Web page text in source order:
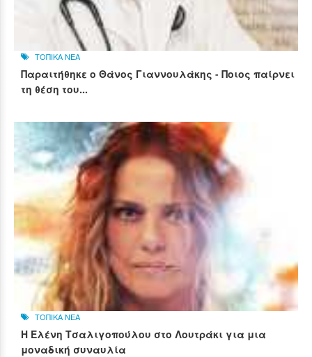
ΤΟΠΙΚΑ ΝΕΑ
Παραιτήθηκε ο Θάνος Γιαννουλάκης - Ποιος παίρνει
τη θέση του...
ΤΟΠΙΚΑ ΝΕΑ
Η Ελένη Τσαλιγοπούλου στο Λουτράκι για μια
μοναδική συναυλία